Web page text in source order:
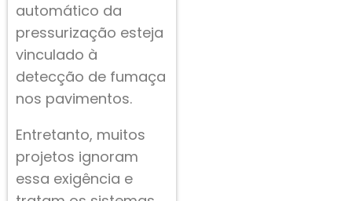
automático da
pressurização esteja
vinculado à
detecção de fumaça
nos pavimentos.
Entretanto, muitos
projetos ignoram
essa exigência e